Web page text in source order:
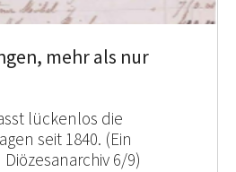
mehr als nur
lückenlos die
seit 1840. (Ein
6/9)